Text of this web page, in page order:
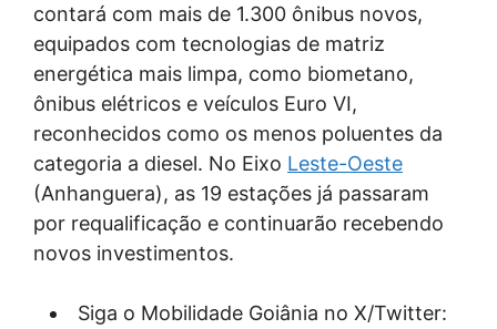
contará com mais de 1.300 ônibus novos,
equipados com tecnologias de matriz
energética mais limpa, como biometano,
ônibus elétricos e veículos Euro VI,
reconhecidos como os menos poluentes da
categoria a diesel. No Eixo Leste-Oeste
(Anhanguera), as 19 estações já passaram
por requalificação e continuarão recebendo
novos investimentos.
Siga o Mobilidade Goiânia no X/Twitter: